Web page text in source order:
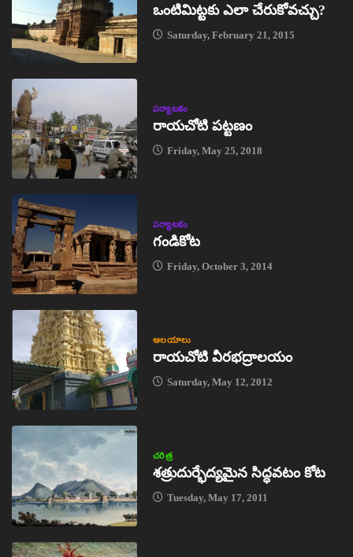
ఒంటిమిట్టకు ఎలా చేరుకోవచ్చు?
Saturday, February 21, 2015
పర్యాటకం
రాయచోటి పట్టణం
Friday, May 25, 2018
పర్యాటకం
గండికోట
Friday, October 3, 2014
ఆలయాలు
రాయచోటి వీరభద్రాలయం
Saturday, May 12, 2012
చరిత్ర
శత్రుదుర్భేద్యమైన సిద్ధవటం కోట
Tuesday, May 17, 2011